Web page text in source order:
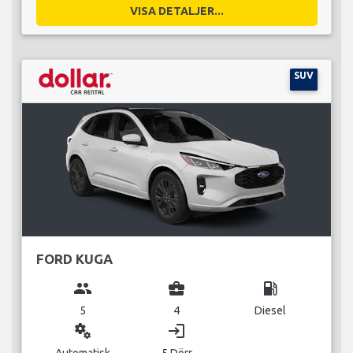
VISA DETALJER...
SUV
FORD KUGA
group
5
business_center
4
local_gas_station
Diesel
miscellaneous_services login